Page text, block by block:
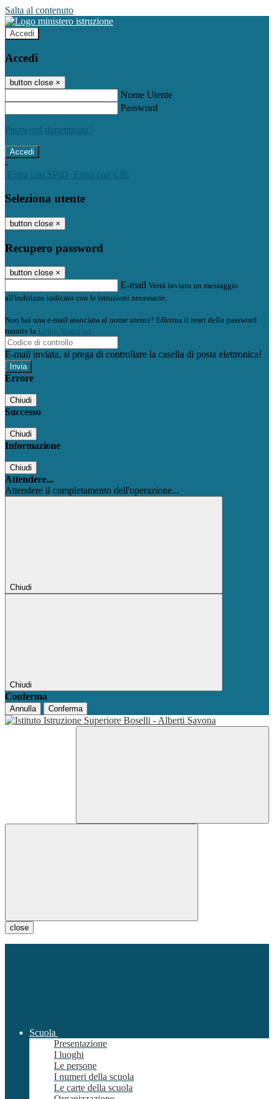
Salta al contenuto
Accedi
Accedi
button close ×
Nome Utente
Password
Password dimenticata?
-
Entra con SPID
Entra con CIE
Seleziona utente
button close ×
Recupero password
button close ×
E-mail Verrà inviato un messaggio
all'indirizzo indicato con le istruzioni necessarie.
Non hai una e-mail associata al nome utente? Effettua il reset della password
tramite la Login Spaggiari
E-mail inviata, si prega di controllare la casella di posta elettronica!
Errore
Chiudi
Successo
Chiudi
Informazione
Chiudi
Attendere...
Attendere il completamento dell'operazione...
Chiudi
Chiudi
Conferma
Annulla Conferma
close
Scuola
Presentazione
I luoghi
Le persone
I numeri della scuola
Le carte della scuola